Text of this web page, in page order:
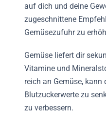
auf dich und deine
zugeschnittene
Gemüsezufuhr zu
Gemüse liefert dir
Vitamine und
reich an Gemüse,
Blutzuckerwerte zu
zu verbessern.